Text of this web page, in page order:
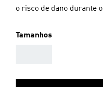
o risco de dano durante
Tamanhos